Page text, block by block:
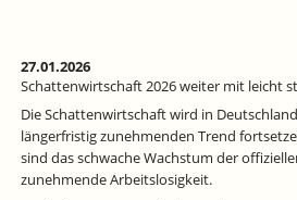
27.01.2026
Schattenwirtschaft 2026 weiter mit leicht
Die Schattenwirtschaft wird in
längerfristig zunehmenden Trend
sind das schwache Wachstum der
zunehmende Arbeitslosigkeit.